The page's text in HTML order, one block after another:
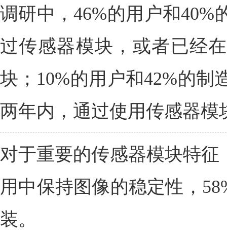
调研中，46%的用户和40%
过传感器模块，或者已经
块；10%的用户和42%的制
两年内，通过使用传感器
对于重要的传感器模块特
用中保持图像的稳定性，
装。